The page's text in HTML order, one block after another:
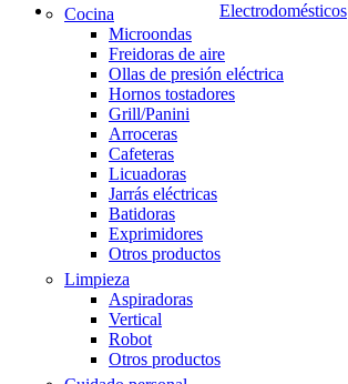
Electrodomésticos
Cocina
Microondas
Freidoras de aire
Ollas de presión eléctrica
Hornos tostadores
Grill/Panini
Arroceras
Cafeteras
Licuadoras
Jarrás eléctricas
Batidoras
Exprimidores
Otros productos
Limpieza
Aspiradoras
Vertical
Robot
Otros productos